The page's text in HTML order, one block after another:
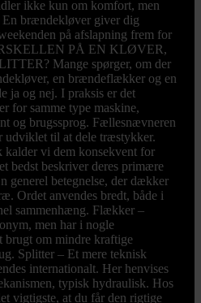
ikke kun om komfort, men
brændekløver giver dig
på afslapning frem for
PÅ EN KLØVER,
Mange spørger, om der
en brændeflækker og en
ja og nej. I praksis er det
for samme type maskine,
og brugssprog. Fællesnævneren
udviklet til at dele træstykker.
kalder vi dem konsekvent for
bedst beskriver deres primære
generel betegnelse, der dækker
Ordet anvendes bredt, både i
sammenhæng. Flækker –
men har i nogle
brugt om mindre kraftige
Splitter – Et mere teknisk
internationalt. Her henvises
typisk hydraulisk. Hos
vigtigste, at du får den rigtige